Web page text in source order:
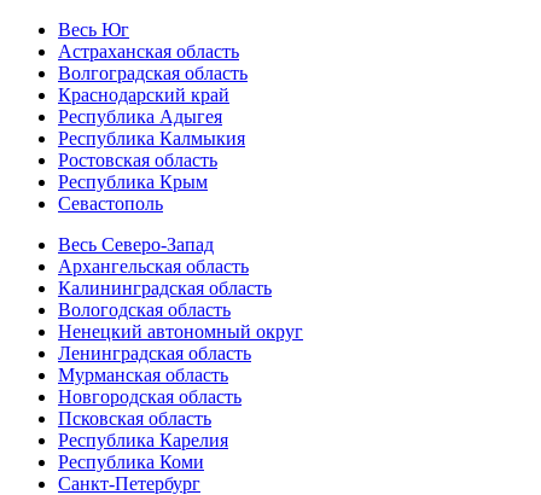
Весь Юг
Астраханская область
Волгоградская область
Краснодарский край
Республика Адыгея
Республика Калмыкия
Ростовская область
Республика Крым
Севастополь
Весь Северо-Запад
Архангельская область
Калининградская область
Вологодская область
Ненецкий автономный округ
Ленинградская область
Мурманская область
Новгородская область
Псковская область
Республика Карелия
Республика Коми
Санкт-Петербург